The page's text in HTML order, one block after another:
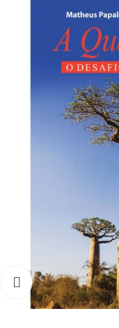
Clique para ampliar